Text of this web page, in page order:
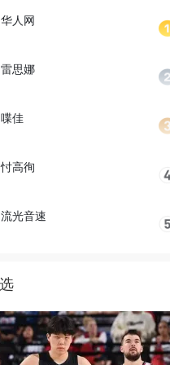
华人网
雷思娜
喋佳
忖高徇
流光音速